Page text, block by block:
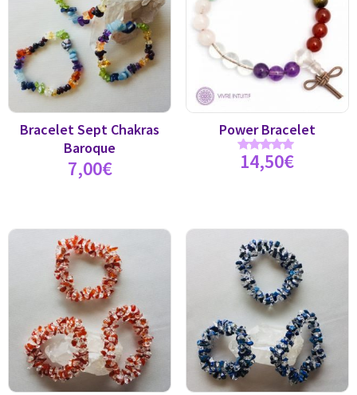
Bracelet Sept Chakras
Baroque
7,00€
Power Bracelet
Note
5.00
14,50€